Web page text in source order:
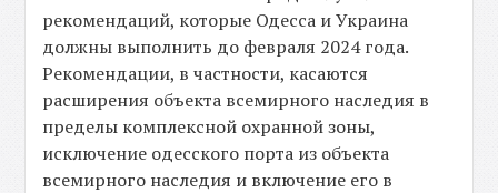
рекомендаций, которые Одесса и Украина
должны выполнить до февраля 2024 года.
Рекомендации, в частности, касаются
расширения объекта всемирного наследия в
пределы комплексной охранной зоны,
исключение одесского порта из объекта
всемирного наследия и включение его в